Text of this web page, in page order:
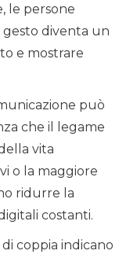
le persone
gesto diventa un
e mostrare
può
che il legame
vita
o la maggiore
ridurre la
costanti.
coppia indicano